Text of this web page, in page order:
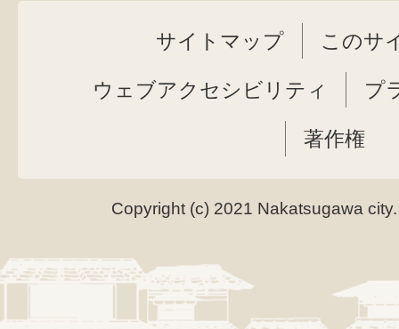
サイトマップ このサ
ウェブアクセシビリティ プ
著作権
Copyright (c) 2021 Nakatsugawa